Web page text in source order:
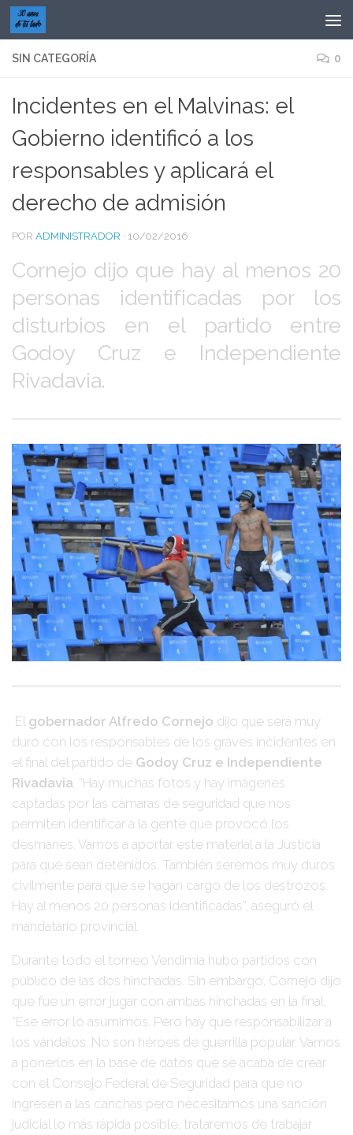
Saltar al contenido
SIN CATEGORÍA 0
Incidentes en el Malvinas: el
Gobierno identificó a los
responsables y aplicará el
derecho de admisión
POR ADMINISTRADOR · 10/02/2016
Cornejo dijo que hay al menos 20
personas identificadas por los
disturbios en el partido entre
Godoy Cruz e Independiente
Rivadavia.
El gobernador Alfredo Cornejo dijo que será muy
duro con los responsables de los graves incidentes en
el final del partido de Godoy Cruz e Independiente
Rivadavia . “Hay muchas fotos y hay imágenes
captadas por las cámaras de seguridad que nos
permiten identificar a la gente que provocó los
desmanes. Vamos a aportar este material a la Justicia
para que sean detenidos. También seremos muy duros
civilmente para que se hagan cargo de los destrozos.
Hay al menos 20 personas identificadas”, aseguró el
mandatario provincial.
Durante todo el torneo Vendimia hubo partidos con
público de las dos hinchadas. Sin embargo, Cornejo dijo
que fue un error jugar con ambas hinchadas en la final.
“Ese error lo asumimos. Pero hay que responsabilizar a
los vándalos. No son héroes de guerrilla popular. Vamos
a ponerlos en la base de datos que se acaba de crear
con el Consejo Federal de Seguridad para que no
ingresen a las canchas pero necesitamos una sanción
judicial lo más rápida posible, trataremos de trabajar